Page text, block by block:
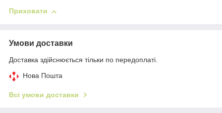
Приховати
Умови доставки
Доставка здійснюється тільки по передоплаті.
Нова Пошта
Всі умови доставки